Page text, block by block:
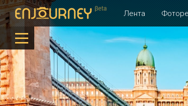
Лента